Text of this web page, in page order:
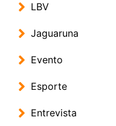
LBV
Jaguaruna
Evento
Esporte
Entrevista